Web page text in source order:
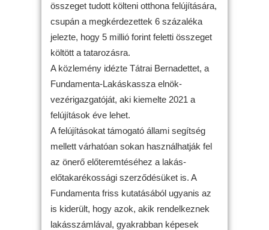
összeget tudott költeni otthona felújítására,
csupán a megkérdezettek 6 százaléka
jelezte, hogy 5 millió forint feletti összeget
költött a tatarozásra.
A közlemény idézte Tátrai Bernadettet, a
Fundamenta-Lakáskassza elnök-
vezérigazgatóját, aki kiemelte 2021 a
felújítások éve lehet.
A felújításokat támogató állami segítség
mellett várhatóan sokan használhatják fel
az önerő előteremtéséhez a lakás-
előtakarékossági szerződésüket is. A
Fundamenta friss kutatásából ugyanis az
is kiderült, hogy azok, akik rendelkeznek
lakásszámlával, gyakrabban képesek